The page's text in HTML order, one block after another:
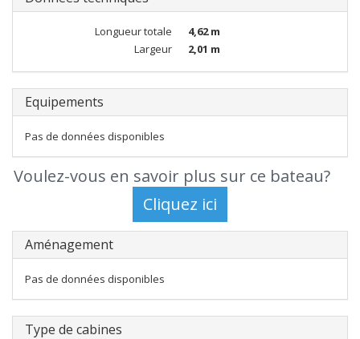
Longueur totale
4,62 m
Largeur
2,01 m
Equipements
Pas de données disponibles
Voulez-vous en savoir plus sur ce bateau?
Aménagement
Pas de données disponibles
Type de cabines